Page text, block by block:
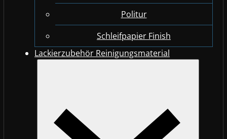
Politur
Schleifpapier Finish
Lackierzubehör Reinigungsmaterial